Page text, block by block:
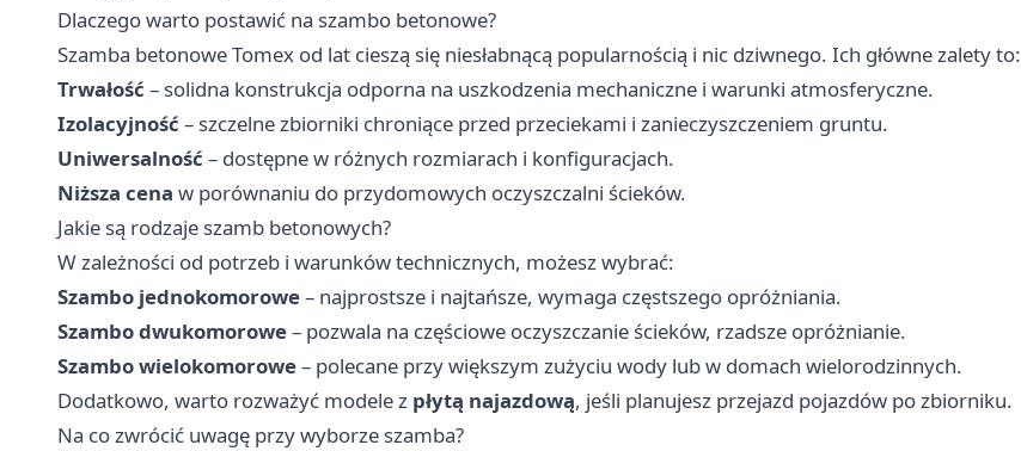
Dlaczego warto postawić na szambo betonowe?
Szamba betonowe Tomex od lat cieszą się niesłabnącą popularnością i nic dziwnego. Ich główne zalety to:
Trwałość – solidna konstrukcja odporna na uszkodzenia mechaniczne i warunki atmosferyczne.
Izolacyjność – szczelne zbiorniki chroniące przed przeciekami i zanieczyszczeniem gruntu.
Uniwersalność – dostępne w różnych rozmiarach i konfiguracjach.
Niższa cena w porównaniu do przydomowych oczyszczalni ścieków.
Jakie są rodzaje szamb betonowych?
W zależności od potrzeb i warunków technicznych, możesz wybrać:
Szambo jednokomorowe– najprostsze i najtańsze, wymaga częstszego opróżniania.
Szambo dwukomorowe– pozwala na częściowe oczyszczanie ścieków, rzadsze opróżnianie.
Szambo wielokomorowe– polecane przy większym zużyciu wody lub w domach wielorodzinnych.
Dodatkowo, warto rozważyć modele z płytą najazdową, jeśli planujesz przejazd pojazdów po zbiorniku.
Na co zwrócić uwagę przy wyborze szamba?